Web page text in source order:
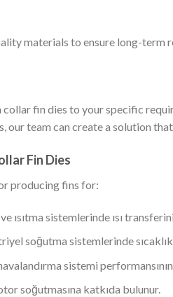
materials to ensure long-term
fin dies to your specific
team can create a solution
Fin Dies
producing fins for:
ısıtma sistemlerinde ısı
soğutma sistemlerinde
sistemi
soğutmasına katkıda bulunur.